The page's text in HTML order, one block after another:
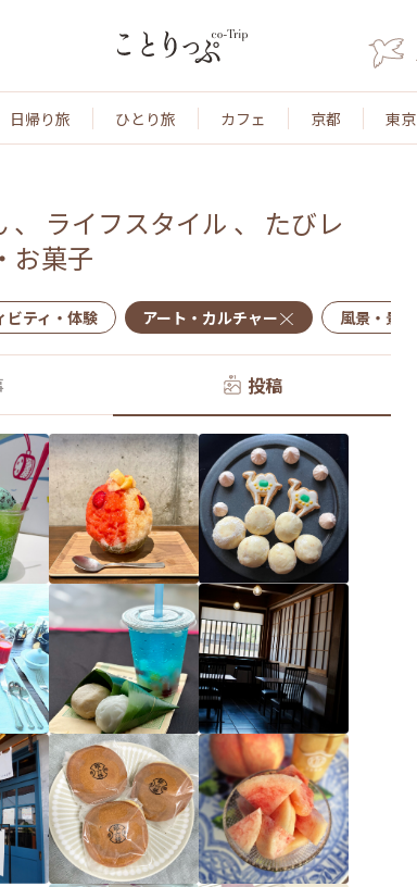
日帰り旅 ひとり旅 カフェ 京都 東京
、 ライフスタイル 、 たびレ
お菓子
ビティ・体験 アート・カルチャー 風景・景色
投稿